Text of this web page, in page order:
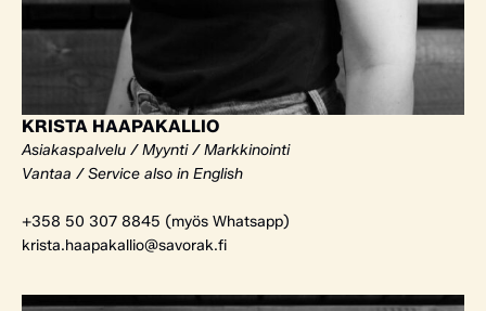
KRISTA HAAPAKALLIO
Asiakaspalvelu / Myynti / Markkinointi
Vantaa / Service also in English
+358 50 307 8845 (myös Whatsapp)
krista.haapakallio@savorak.fi